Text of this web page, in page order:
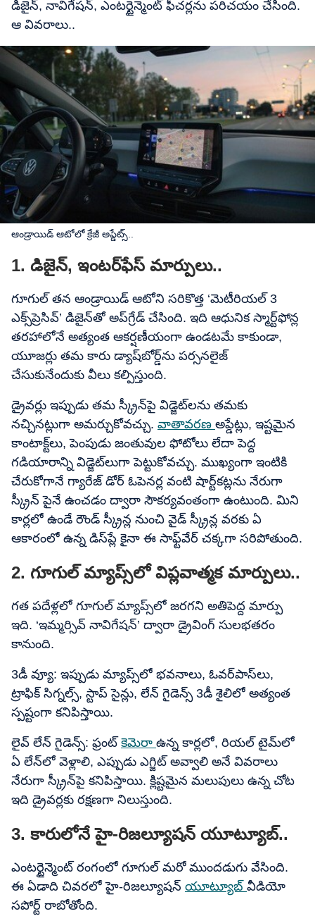
డిజైన్, నావిగేషన్, ఎంటర్టైన్మెంట్ ఫీచర్లను పరిచయం చేసింది.
ఆ వివరాలు..
ఆండ్రాయిడ్​ ఆటోలో క్రేజీ అప్డేట్స్..
1. డిజైన్, ఇంటర్‌ఫేస్ మార్పులు..
గూగుల్​ తన ఆండ్రాయిడ్​ ఆటోని సరికొత్త ‘మెటీరియల్ 3
ఎక్స్‌ప్రెసివ్’ డిజైన్‌తో అప్‌గ్రేడ్ చేసింది. ఇది ఆధునిక స్మార్ట్‌ఫోన్ల
తరహాలోనే అత్యంత ఆకర్షణీయంగా ఉండటమే కాకుండా,
యూజర్లు తమ కారు డ్యాష్‌బోర్డ్‌ను పర్సనలైజ్
చేసుకునేందుకు వీలు కల్పిస్తుంది.
డ్రైవర్లు ఇప్పుడు తమ స్క్రీన్‌పై విడ్జెట్‌లను తమకు
నచ్చినట్లుగా అమర్చుకోవచ్చు. వాతావరణ అప్డేట్లు, ఇష్టమైన
కాంటాక్ట్‌లు, పెంపుడు జంతువుల ఫోటోలు లేదా పెద్ద
గడియారాన్ని విడ్జెట్‌లుగా పెట్టుకోవచ్చు. ముఖ్యంగా ఇంటికి
చేరుకోగానే గ్యారేజ్ డోర్ ఓపెనర్ల వంటి షార్ట్‌కట్లను నేరుగా
స్క్రీన్ పైనే ఉంచడం ద్వారా సౌకర్యవంతంగా ఉంటుంది. మిని
కార్లలో ఉండే రౌండ్ స్క్రీన్ల నుంచి వైడ్ స్క్రీన్ల వరకు ఏ
ఆకారంలో ఉన్న డిస్‌ప్లే కైనా ఈ సాఫ్ట్‌వేర్ చక్కగా సరిపోతుంది.
2. గూగుల్ మ్యాప్స్‌లో విప్లవాత్మక మార్పులు..
గత పదేళ్లలో గూగుల్ మ్యాప్స్​లో జరగని అతిపెద్ద మార్పు
ఇది. ‘ఇమ్మర్సివ్ నావిగేషన్’ ద్వారా డ్రైవింగ్ సులభతరం
కానుంది.
3డీ వ్యూ: ఇప్పుడు మ్యాప్స్‌లో భవనాలు, ఓవర్‌పాస్‌లు,
ట్రాఫిక్ సిగ్నల్స్, స్టాప్ సైన్లు, లేన్ గైడెన్స్ 3డీ శైలిలో అత్యంత
స్పష్టంగా కనిపిస్తాయి.
లైవ్ లేన్ గైడెన్స్: ఫ్రంట్ కెమెరా ఉన్న కార్లలో, రియల్ టైమ్‌లో
ఏ లేన్​లో వెళ్లాలి, ఎప్పుడు ఎగ్జిట్ అవ్వాలి అనే వివరాలు
నేరుగా స్క్రీన్‌పై కనిపిస్తాయి. క్లిష్టమైన మలుపులు ఉన్న చోట
ఇది డ్రైవర్లకు రక్షణగా నిలుస్తుంది.
3. కారులోనే హై-రిజల్యూషన్ యూట్యూబ్..
ఎంటర్టైన్మెంట్ రంగంలో గూగుల్ మరో ముందడుగు వేసింది.
ఈ ఏడాది చివరలో హై-రిజల్యూషన్ యూట్యూబ్ వీడియో
సపోర్ట్ రాబోతోంది.